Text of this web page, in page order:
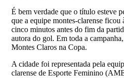
É bem verdade que o título esteve
que a equipe montes-clarense ficou
cinco minutos antes do fim da
autora do gol. Em toda a
Montes Claros na Copa.
A cidade foi representada pela
clarense de Esporte Feminino